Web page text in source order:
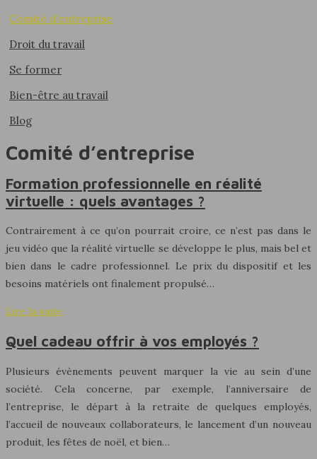
Comité d’entreprise
Droit du travail
Se former
Bien-être au travail
Blog
Comité d’entreprise
Formation professionnelle en réalité
virtuelle : quels avantages ?
Contrairement à ce qu’on pourrait croire, ce n’est pas dans le
jeu vidéo que la réalité virtuelle se développe le plus, mais bel et
bien dans le cadre professionnel. Le prix du dispositif et les
besoins matériels ont finalement propulsé…
Lire la suite
Quel cadeau offrir à vos employés ?
Plusieurs évènements peuvent marquer la vie au sein d’une
société. Cela concerne, par exemple, l’anniversaire de
l’entreprise, le départ à la retraite de quelques employés,
l’accueil de nouveaux collaborateurs, le lancement d’un nouveau
produit, les fêtes de noël, et bien…